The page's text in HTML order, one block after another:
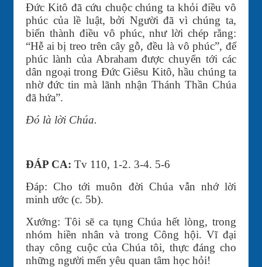
Ðức Kitô đã cứu chuộc chúng ta khỏi điều vô
phúc của lề luật, bởi Người đã vì chúng ta,
biến thành điều vô phúc, như lời chép rằng:
“Hễ ai bị treo trên cây gỗ, đều là vô phúc”, để
phúc lành của Abraham được chuyển tới các
dân ngoại trong Ðức Giêsu Kitô, hầu chúng ta
nhờ đức tin mà lãnh nhận Thánh Thần Chúa
đã hứa”.
Ðó là lời Chúa.
ĐÁP CA: Tv 110, 1-2. 3-4. 5-6
Ðáp: Cho tới muôn đời Chúa vẫn nhớ lời
minh ước (c. 5b).
Xướng: Tôi sẽ ca tụng Chúa hết lòng, trong
nhóm hiền nhân và trong Công hội. Vĩ đại
thay công cuộc của Chúa tôi, thực đáng cho
những người mến yêu quan tâm học hỏi!